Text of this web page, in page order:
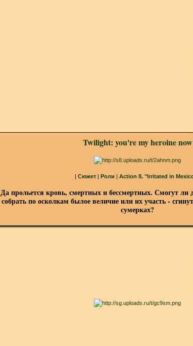
Twilight: you're my heroine now
| Сюжет | Роли | Action 8. "Irritated in
Да прольется кровь, смертных и бессмертных. Смогут ли
собрать по осколкам былое величие или их участь -
сумерках?